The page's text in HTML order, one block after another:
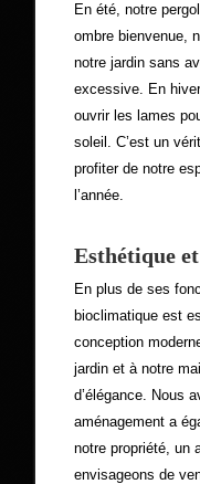
En été, notre
ombre bienvenue,
notre jardin sans
excessive. En
ouvrir les lames
soleil. C’est un
profiter de notre
l’année.
Esthétique
En plus de ses
bioclimatique est
conception
jardin et à notre
d’élégance. Nous
aménagement a
notre propriété, un
envisageons de